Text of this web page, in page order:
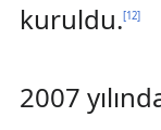
kuruldu.[12]
2007